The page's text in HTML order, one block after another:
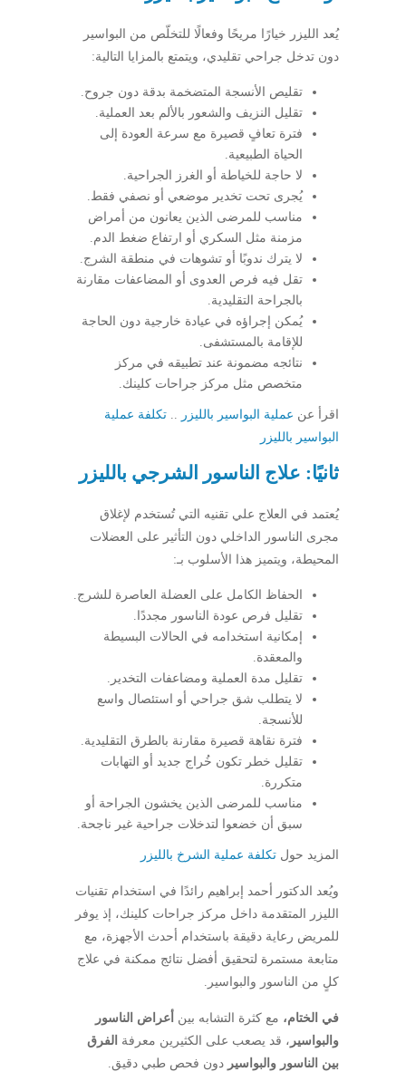
يُعد الليزر خيارًا مريحًا وفعالًا للتخلّص من البواسير
دون تدخل جراحي تقليدي، ويتمتع بالمزايا التالية:
تقليص الأنسجة المتضخمة بدقة دون جروح.
تقليل النزيف والشعور بالألم بعد العملية.
فترة تعافٍ قصيرة مع سرعة العودة إلى
الحياة الطبيعية.
لا حاجة للخياطة أو الغرز الجراحية.
يُجرى تحت تخدير موضعي أو نصفي فقط.
مناسب للمرضى الذين يعانون من أمراض
مزمنة مثل السكري أو ارتفاع ضغط الدم.
لا يترك ندوبًا أو تشوهات في منطقة الشرج.
تقل فيه فرص العدوى أو المضاعفات مقارنة
بالجراحة التقليدية.
يُمكن إجراؤه في عيادة خارجية دون الحاجة
للإقامة بالمستشفى.
نتائجه مضمونة عند تطبيقه في مركز
متخصص مثل مركز جراحات كلينك.
اقرأ عن عملية البواسير بالليزر
تكلفة عملية
البواسير بالليزر
ثانيًا: علاج الناسور الشرجي بالليزر
يُعتمد في العلاج علي تقنيه التي تُستخدم لإغلاق
مجرى الناسور الداخلي دون التأثير على العضلات
المحيطة، ويتميز هذا الأسلوب بـ:
الحفاظ الكامل على العضلة العاصرة للشرج.
تقليل فرص عودة الناسور مجددًا.
إمكانية استخدامه في الحالات البسيطة
والمعقدة.
تقليل مدة العملية ومضاعفات التخدير.
لا يتطلب شق جراحي أو استئصال واسع
للأنسجة.
فترة نقاهة قصيرة مقارنة بالطرق التقليدية.
تقليل خطر تكون خُراج جديد أو التهابات
متكررة.
مناسب للمرضى الذين يخشون الجراحة أو
سبق أن خضعوا لتدخلات جراحية غير ناجحة.
المزيد حول تكلفة عملية الشرخ بالليزر
ويُعد الدكتور أحمد إبراهيم رائدًا في استخدام تقنيات
الليزر المتقدمة داخل مركز جراحات كلينك، إذ يوفر
للمريض رعاية دقيقة باستخدام أحدث الأجهزة، مع
متابعة مستمرة لتحقيق أفضل نتائج ممكنة في علاج
كلٍ من الناسور والبواسير.
في الختام، مع كثرة التشابه بين أعراض الناسور
والبواسير ، قد يصعب على الكثيرين معرفة الفرق
بين الناسور والبواسير دون فحص طبي دقيق.